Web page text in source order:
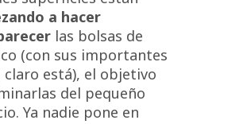
a hacer
las bolsas de
(con sus importantes
claro está), el objetivo
del pequeño
Ya nadie pone en